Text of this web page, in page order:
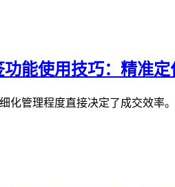
能使用技巧：精准定
化管理程度直接决定了成交效率